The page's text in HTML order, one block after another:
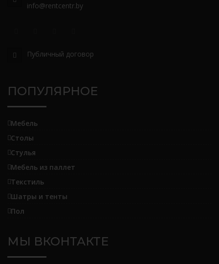
info@rentcentr.by
Публичный договор
ПОПУЛЯРНОЕ
Мебель
Столы
Стулья
Мебель из паллет
Текстиль
Шатры и тенты
Пол
МЫ ВКОНТАКТЕ